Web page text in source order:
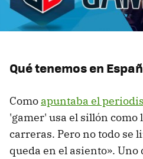
Qué tenemos en
Como apuntaba el
'gamer' usa el sillón como
carreras. Pero no todo se
queda en el asiento». Uno